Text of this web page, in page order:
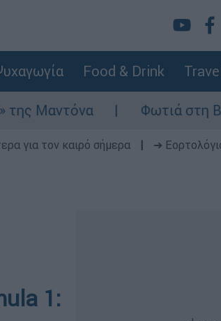
Food & Drink
Φωτιά στη Βοιωτία:
για τον καιρό σήμερα
➔
1: